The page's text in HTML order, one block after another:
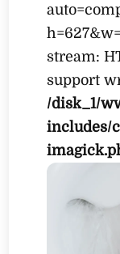
stream:
support
/disk_1/
includes/